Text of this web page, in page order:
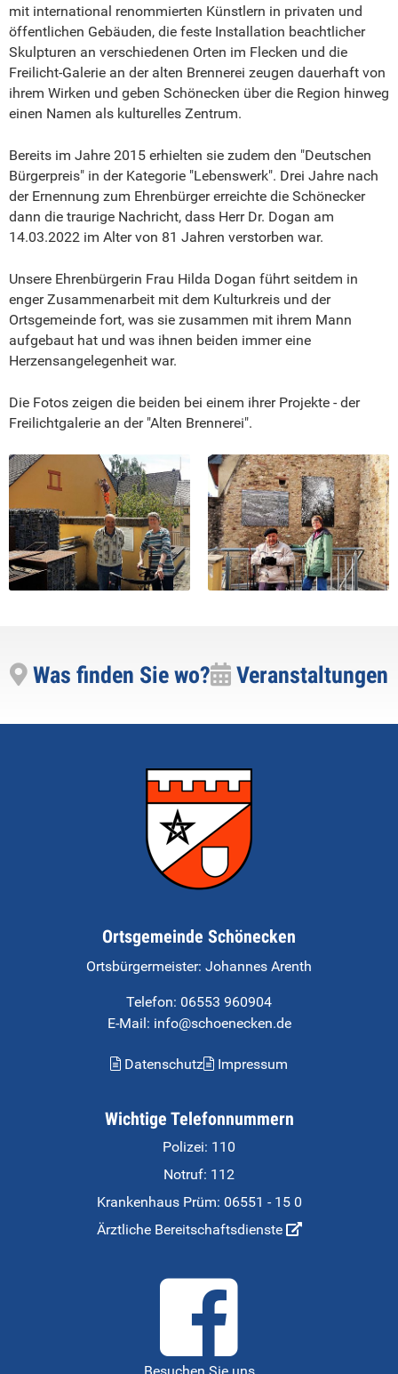
mit international renommierten Künstlern in privaten und
öffentlichen Gebäuden, die feste Installation beachtlicher
Skulpturen an verschiedenen Orten im Flecken und die
Freilicht-Galerie an der alten Brennerei zeugen dauerhaft von
ihrem Wirken und geben Schönecken über die Region hinweg
einen Namen als kulturelles Zentrum.
Bereits im Jahre 2015 erhielten sie zudem den "Deutschen
Bürgerpreis" in der Kategorie "Lebenswerk". Drei Jahre nach
der Ernennung zum Ehrenbürger erreichte die Schönecker
dann die traurige Nachricht, dass Herr Dr. Dogan am
14.03.2022 im Alter von 81 Jahren verstorben war.
Unsere Ehrenbürgerin Frau Hilda Dogan führt seitdem in
enger Zusammenarbeit mit dem Kulturkreis und der
Ortsgemeinde fort, was sie zusammen mit ihrem Mann
aufgebaut hat und was ihnen beiden immer eine
Herzensangelegenheit war.
Die Fotos zeigen die beiden bei einem ihrer Projekte - der
Freilichtgalerie an der "Alten Brennerei".
Was finden Sie wo? Veranstaltungen
Ortsgemeinde Schönecken
Ortsbürgermeister: Johannes Arenth
Telefon: 06553 960904
E-Mail: info@schoenecken.de
Datenschutz Impressum
Wichtige Telefonnummern
Polizei: 110
Notruf: 112
Krankenhaus Prüm: 06551 - 15 0
Ärztliche Bereitschaftsdienste